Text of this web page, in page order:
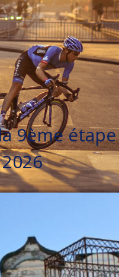
9ème étape